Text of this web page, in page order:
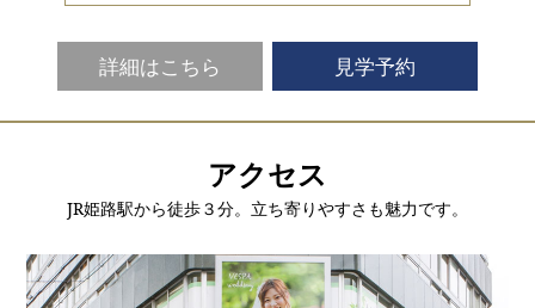
詳細はこちら 見学予約
アクセス
JR姫路駅から徒歩３分。立ち寄りやすさも魅力です。